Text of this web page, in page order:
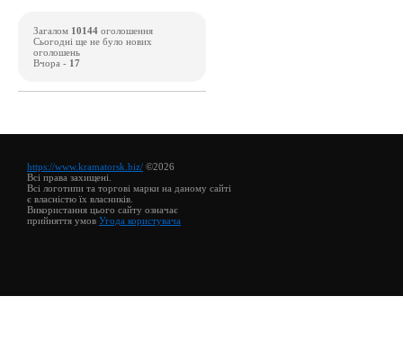
Загалом 10144 оголошення
Сьогодні ще не було нових
оголошень
Вчора - 17
https://www.kramatorsk.biz/ ©2026
Всі права захищені.
Всі логотипи та торгові марки на даному сайті
є власністю їх власників.
Використання цього сайту означає
прийняття умов Угода користувача